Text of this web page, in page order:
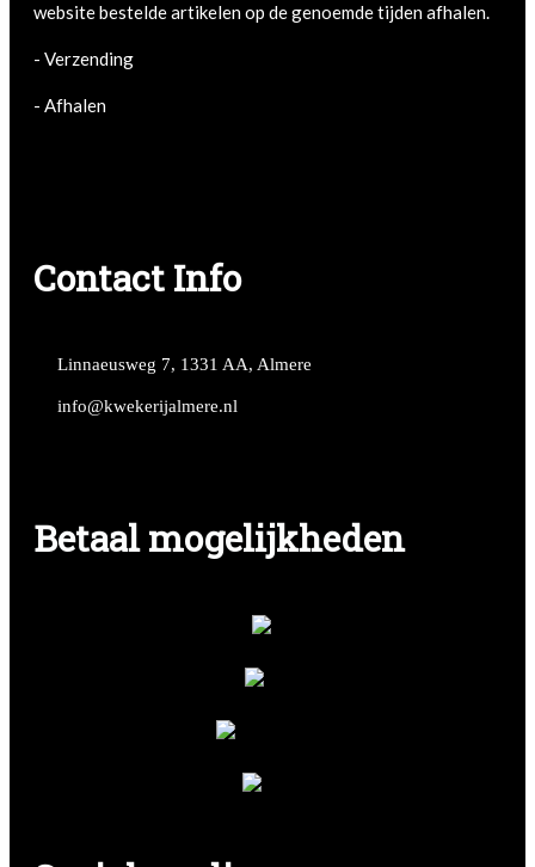
website bestelde artikelen op de genoemde tijden afhalen.
- Verzending
- Afhalen
Contact Info
Linnaeusweg 7, 1331 AA, Almere
info@kwekerijalmere.nl
Betaal mogelijkheden